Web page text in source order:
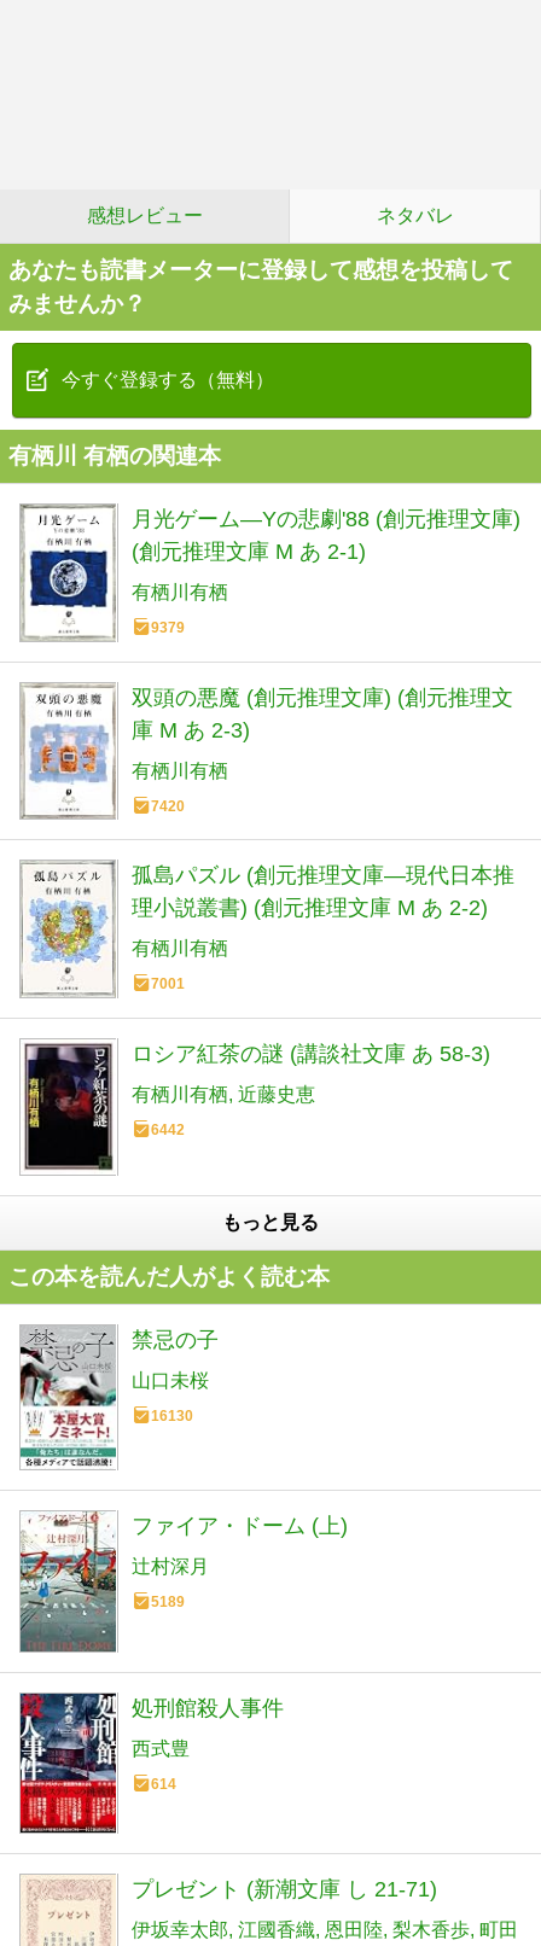
感想レビュー ネタバレ
あなたも読書メーターに登録して感想を投稿して
みませんか？
今すぐ登録する（無料）
有栖川 有栖の関連本
月光ゲーム―Yの悲劇'88 (創元推理文庫)
(創元推理文庫 M あ 2-1)
有栖川有栖
9379
双頭の悪魔 (創元推理文庫) (創元推理文
庫 M あ 2-3)
有栖川有栖
7420
孤島パズル (創元推理文庫―現代日本推
理小説叢書) (創元推理文庫 M あ 2-2)
有栖川有栖
7001
ロシア紅茶の謎 (講談社文庫 あ 58-3)
有栖川有栖 近藤史恵
6442
もっと見る
この本を読んだ人がよく読む本
禁忌の子
山口未桜
16130
ファイア・ドーム (上)
辻村深月
5189
処刑館殺人事件
西式豊
614
プレゼント (新潮文庫 し 21-71)
伊坂幸太郎 江國香織 恩田陸 梨木香歩 町田